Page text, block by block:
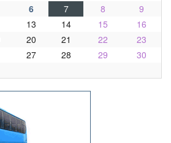
6 7 8
9
13 14 15
16
20 21 22
23
27 28 29
30